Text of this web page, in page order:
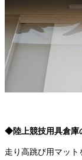
◆陸上競技用具倉
走り高跳び用マット